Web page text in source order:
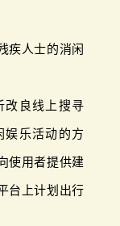
疾人士的消闲
改良线上搜寻
娱乐活动的方
使用者提供建
台上计划出行